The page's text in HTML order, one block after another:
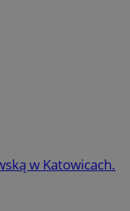
w Katowicach.